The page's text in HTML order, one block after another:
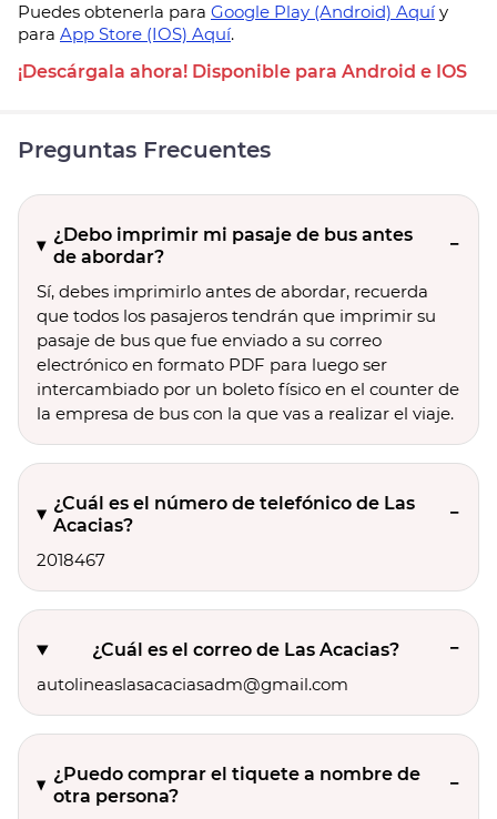
Puedes obtenerla para Google Play (Android) Aquíy
para App Store (IOS) Aquí.
¡Descárgala ahora! Disponible para Android e IOS
Preguntas Frecuentes
¿Debo imprimir mi pasaje de bus antes
de abordar?
Sí, debes imprimirlo antes de abordar, recuerda
que todos los pasajeros tendrán que imprimir su
pasaje de bus que fue enviado a su correo
electrónico en formato PDF para luego ser
intercambiado por un boleto físico en el counter de
la empresa de bus con la que vas a realizar el viaje.
¿Cuál es el número de telefónico de Las
Acacias?
2018467
¿Cuál es el correo de Las Acacias?
autolineaslasacaciasadm@gmail.com
¿Puedo comprar el tiquete a nombre de
otra persona?